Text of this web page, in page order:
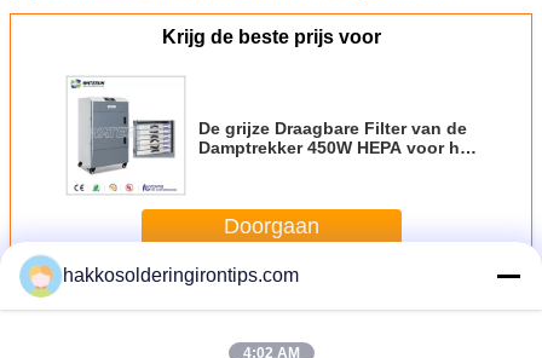
Krijg de beste prijs voor
De grijze Draagbare Filter van de
Damptrekker 450W HEPA voor het
Doorgaan
Meer Draagbare stofafscheider
hakkosolderingirontips.com
4:02 AM